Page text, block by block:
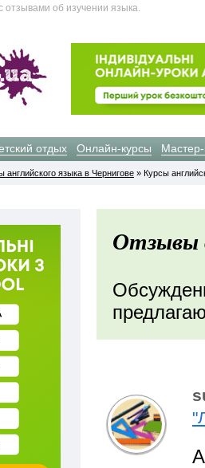
об изучении языка.
отдых Онлайн-курсы
английского языка в Чернигове » Курсы
Отзывы